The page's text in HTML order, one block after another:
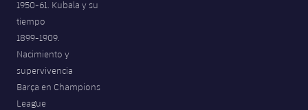
1950-61. Kubala y su
tiempo
1899-1909.
Nacimiento y
supervivencia
Barça en Champions
League